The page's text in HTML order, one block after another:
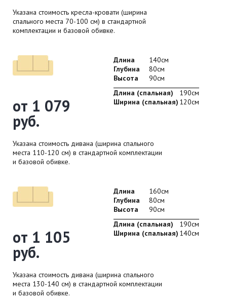
Указана стоимость кресла-кровати (ширина
спального места 70-100 см) в стандартной
комплектации и базовой обивке.
от 1 079
руб.
Длина
140см
Глубина
80см
Высота
90см
Длина (спальная)
190см
Ширина (спальная) 120см
Указана стоимость дивана (ширина спального
места 110-120 см) в стандартной комплектации
и базовой обивке.
от 1 105
руб.
Длина
160см
Глубина
80см
Высота
90см
Длина (спальная)
190см
Ширина (спальная) 140см
Указана стоимость дивана (ширина спального
места 130-140 см) в стандартной комплектации
и базовой обивке.